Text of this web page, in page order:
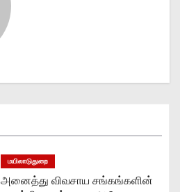
மயிலாடுதுறை
அனைத்து விவசாய சங்கங்களின்